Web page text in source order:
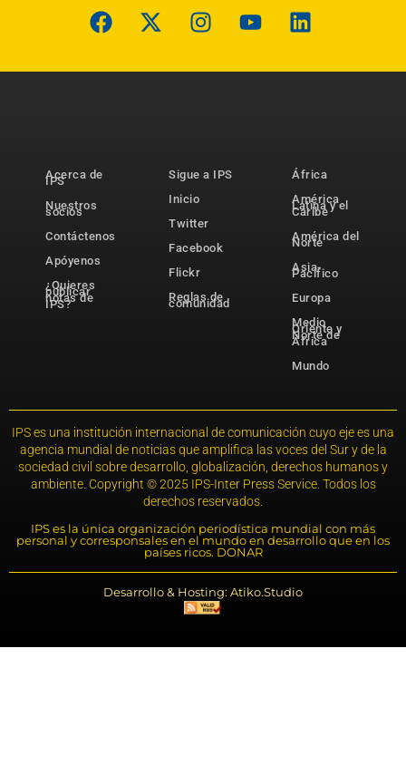
Acerca de
IPS
Nuestros
socios
Contáctenos
Apóyenos
¿Quieres
publicar
notas de
IPS?
Sigue a IPS
Inicio
Twitter
Facebook
Flickr
Reglas de
comunidad
África
América
Latina y el
Caribe
América del
Norte
Asia-
Pacífico
Europa
Medio
Oriente y
Norte de
África
Mundo
IPS es una institución internacional de comunicación cuyo eje es una
agencia mundial de noticias que amplifica las voces del Sur y de la
sociedad civil sobre desarrollo, globalización, derechos humanos y
ambiente. Copyright © 2025 IPS-Inter Press Service. Todos los
derechos reservados.
IPS es la única organización periodística mundial con más
personal y corresponsales en el mundo en desarrollo que en los
países ricos. DONAR
Desarrollo & Hosting: Atiko.Studio